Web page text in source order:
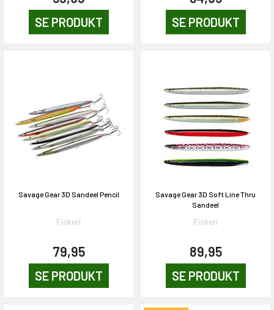
SE PRODUKT SE PRODUKT
Savage Gear 3D Sandeel Pencil
Fiskeri
79,95
SE PRODUKT
Savage Gear 3D Soft Line Thru
Sandeel
Fiskeri
89,95
SE PRODUKT
DELTAG!
NEJ TAK!